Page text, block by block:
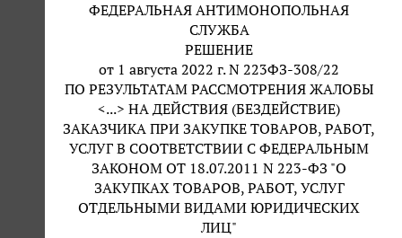
ФЕДЕРАЛЬНАЯ АНТИМОНОПОЛЬНАЯ
СЛУЖБА
РЕШЕНИЕ
от 1 августа 2022 г. N 223ФЗ-308/22
ПО РЕЗУЛЬТАТАМ РАССМОТРЕНИЯ ЖАЛОБЫ
<...> НА ДЕЙСТВИЯ (БЕЗДЕЙСТВИЕ)
ЗАКАЗЧИКА ПРИ ЗАКУПКЕ ТОВАРОВ, РАБОТ,
УСЛУГ В СООТВЕТСТВИИ С ФЕДЕРАЛЬНЫМ
ЗАКОНОМ ОТ 18.07.2011 N 223-ФЗ "О
ЗАКУПКАХ ТОВАРОВ, РАБОТ, УСЛУГ
ОТДЕЛЬНЫМИ ВИДАМИ ЮРИДИЧЕСКИХ
ЛИЦ"